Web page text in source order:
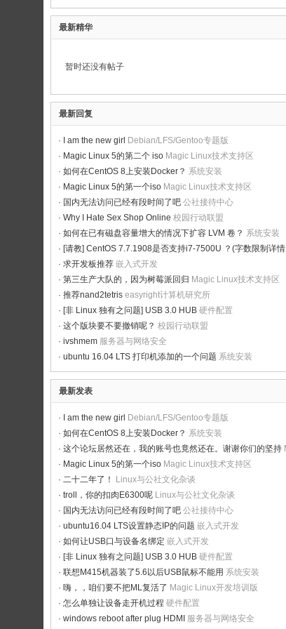
坛最新精华
暂时还没有帖子
最新回复
· I am the new girl Debian/LFS/Gentoo专题版
· Magic Linux 5的第二个 iso Magic Linux技术支持区
· 如何在CentOS 8上安装Docker？ 系统安装
· Magic Linux 5的第一个iso Magic Linux技术支持区
· 国内无法访问已经有段时间了吧 公社接待中心
· Why I Hate Sex Shop Online 校园行动联盟
· 如何在已有磁盘容量增大的情况下扩容 LVM 卷？ 系统安装
· [请教] CentOS 7.7.1908是否支持i7-7500U ？(字数限制详
· 求开发板推荐 嵌入式开发
· 第三生产大队的，因为树莓派回归 Magic Linux技术支持区
· 推荐nand2tetris easyright计算机研究所
· [非 Linux 独有之问题] USB 3.0 HUB 硬件配置
· 这个版块要不要撤销呢？ 校园行动联盟
· ivshmem 服务器与网络安全
· ubuntu 16.04 LTS 打印机添加的一个问题 系统安装
最新发表
· I am the new girl Debian/LFS/Gentoo专题版
· 如何在CentOS 8上安装Docker？ 系统安装
· 这个论坛居然还在，我的账号也竟然还在。谢谢你们的坚持
· Magic Linux 5的第一个iso Magic Linux技术支持区
· 二十二年了！ Linux与公社文化杂谈
· troll，你的扣肉E6300呢 Linux与公社文化杂谈
· 国内无法访问已经有段时间了吧 公社接待中心
· ubuntu16.04 LTS设置静态IP的问题 嵌入式开发
· 如何让USB口与设备名绑定 嵌入式开发
· [非 Linux 独有之问题] USB 3.0 HUB 硬件配置
· 联想M415机器装了5.6以后USB鼠标不能用 系统安装
· 嗨，，咱们要不把ML复活了 Magic Linux开发培训版
· 怎么单独让设备走开机过程 硬件配置
· windows reboot after plug HDMI 服务器与网络安全